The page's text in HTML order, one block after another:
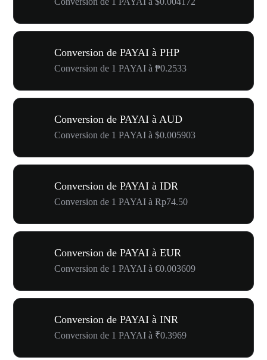
Conversion de PAYAI à PHP
Conversion de 1 PAYAI à ₱0.2533
Conversion de PAYAI à AUD
Conversion de 1 PAYAI à $0.005903
Conversion de PAYAI à IDR
Conversion de 1 PAYAI à Rp74.50
Conversion de PAYAI à EUR
Conversion de 1 PAYAI à €0.003609
Conversion de PAYAI à INR
Conversion de 1 PAYAI à ₹0.3969